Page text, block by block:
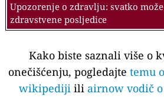
Upozorenje o zdravlju: svatko
zdravstvene posljedice
Kako biste saznali više o
onečišćenju, pogledajte temu
wikipediji ili airnow vodič